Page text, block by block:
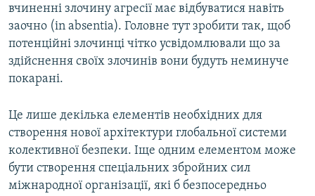
вчиненні злочину агресії має відбуватися навіть
заочно (in absentia). Головне тут зробити так, щоб
потенційні злочинці чітко усвідомлювали що за
здійснення своїх злочинів вони будуть неминуче
покарані.
Це лише декілька елементів необхідних для
створення нової архітектури глобальної системи
колективної безпеки. Іще одним елементом може
бути створення спеціальних збройних сил
міжнародної організації, які б безпосередньо